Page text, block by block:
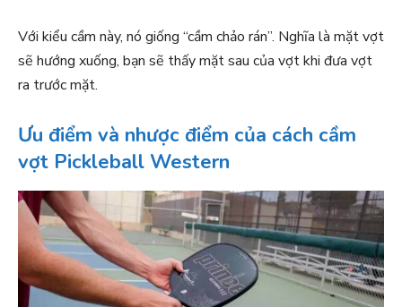
Với kiểu cầm này, nó giống “cầm chảo rán”. Nghĩa là mặt vợt
sẽ hướng xuống, bạn sẽ thấy mặt sau của vợt khi đưa vợt
ra trước mặt.
Ưu điểm và nhược điểm của cách cầm
vợt Pickleball Western